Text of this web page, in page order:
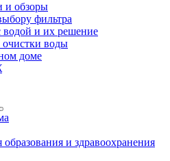
и обзоры
фильтра
и их решение
воды
доме
и здравоохранения